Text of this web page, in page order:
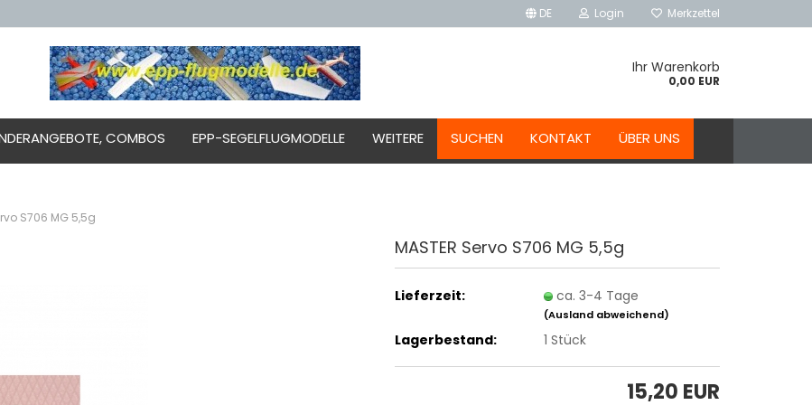
DE Login Merkzettel
Ihr Warenkorb
0,00 EUR
COMBOS EPP-SEGELFLUGMODELLE SUCHEN KONTAKT ÜBER UNS
WEITERE
S706 MG 5,5g
MASTER Servo S706 MG 5,5g
Lieferzeit: ca. 3-4 Tage
(Ausland abweichend)
Lagerbestand: 1 Stück
15,20 EUR